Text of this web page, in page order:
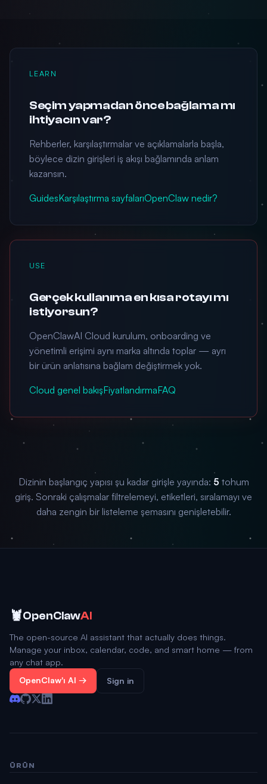
LEARN
Seçim yapmadan önce bağlama mı
ihtiyacın var?
Rehberler, karşılaştırmalar ve açıklamalarla başla,
böylece dizin girişleri iş akışı bağlamında anlam
kazansın.
GuidesKarşılaştırma sayfalarıOpenClaw nedir?
USE
Gerçek kullanıma en kısa rotayı mı
istiyorsun?
OpenClawAI Cloud kurulum, onboarding ve
yönetimli erişimi aynı marka altında toplar — ayrı
bir ürün anlatısına bağlam değiştirmek yok.
Cloud genel bakışFiyatlandırmaFAQ
Dizinin başlangıç yapısı şu kadar girişle yayında: 5 tohum
giriş. Sonraki çalışmalar filtrelemeyi, etiketleri, sıralamayı ve
daha zengin bir listeleme şemasını genişletebilir.
🦞OpenClawAI
The open-source AI assistant that actually does things.
Manage your inbox, calendar, code, and smart home — from
any chat app.
OpenClaw'ı Al → Sign in
ÜRÜN